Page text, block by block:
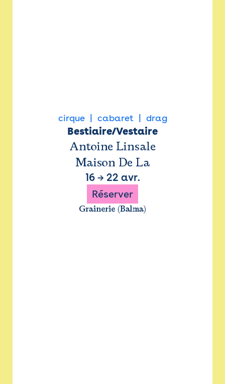
cirque cabaret drag
Bestiaire/Vestaire
Antoine Linsale
Maison De La
16→ 22 avr.
Réserver
Grainerie (Balma)